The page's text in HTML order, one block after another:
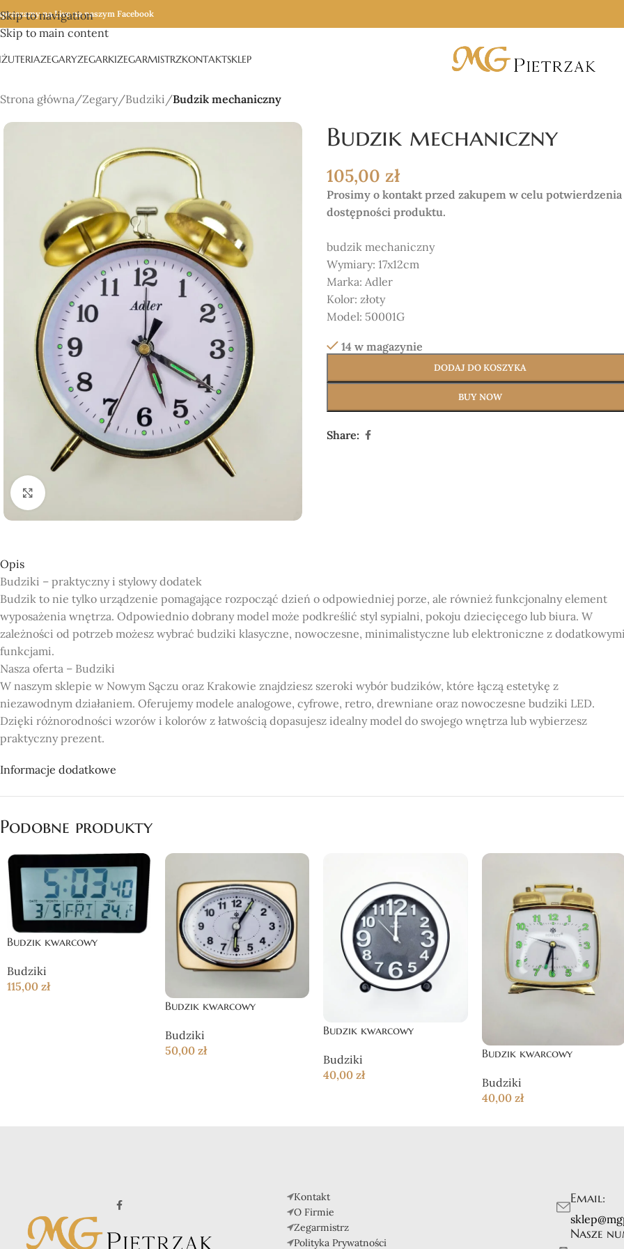
Skip to navigation
Skip to main content
na Live na naszym Facebook
ZEGARYZEGARKIZEGARMISTRZKONTAKTSKLEP
Strona główna/Zegary/Budziki /Budzik mechaniczny
Budzik mechaniczny
105,00 zł
Prosimy o kontakt przed zakupem w celu potwierdzenia
dostępności produktu.
budzik mechaniczny
Wymiary:17x12cm
Marka: Adler
Kolor: złoty
Model: 50001G
14 w magazynie
DODAJ DO KOSZYKA
BUY NOW
Share:
Opis
Budziki – praktyczny i stylowy dodatek
Budzik to nie tylko urządzenie pomagające rozpocząć dzień o odpowiedniej porze, ale również funkcjonalny element
wyposażenia wnętrza. Odpowiednio dobrany model może podkreślić styl sypialni, pokoju dziecięcego lub biura. W
zależności od potrzeb możesz wybrać budziki klasyczne, nowoczesne, minimalistyczne lub elektroniczne z dodatkowymi
funkcjami.
Nasza oferta – Budziki
W naszym sklepie w Nowym Sączu oraz Krakowie znajdziesz szeroki wybór budzików, które łączą estetykę z
niezawodnym działaniem. Oferujemy modele analogowe, cyfrowe, retro, drewniane oraz nowoczesne budziki LED.
Dzięki różnorodności wzorów i kolorów z łatwością dopasujesz idealny model do swojego wnętrza lub wybierzesz
praktyczny prezent.
Bogata oferta: Szeroki wybór budzików w różnych stylach i kolorach.
Profesjonalna obsługa: Pomoc i doradztwo przy wyborze odpowiedniego modelu.
Jeśli szukasz wyjątkowych budzików w Nowym Sączu lub Krakowie, odwiedź nasz sklep i znajdź model idealny dla siebie.
Zapraszamy!
Informacje dodatkowe
Podobne produkty
Budzik kwarcowy
Budziki
115,00 zł
Budzik kwarcowy
Budziki
50,00zł
Budzik kwarcowy
Budziki
40,00zł
Budzik kwarcowy
Budziki
40,00 zł
Kontakt
O Firmie
Zegarmistrz
Polityka Prywatności
Email:
Nasze